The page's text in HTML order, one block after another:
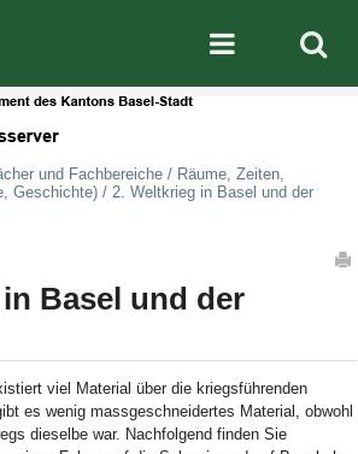
Mobile
und Fachbereiche / Räume, Zeiten,
Geschichte) / 2. Weltkrieg in Basel und der
Basel und der
viel Material über die kriegsführenden
es wenig massgeschneidertes Material, obwohl
dieselbe war. Nachfolgend finden Sie